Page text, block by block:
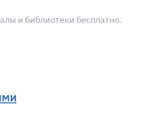
и библиотеки бесплатно.